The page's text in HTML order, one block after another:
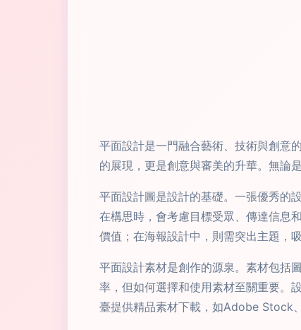
平面設計是一門融合藝術、技術與創意
的展現，更是創意與審美的升華。無論
平面設計圖是設計的基礎。一張優秀的
在構思時，會考慮目標受眾、傳達信息
價值；在海報設計中，則需突出主題，吸
平面設計素材是創作的源泉。素材包括
率，但如何選擇和使用素材至關重要。
臺提供精品素材下載，如Adobe Stock